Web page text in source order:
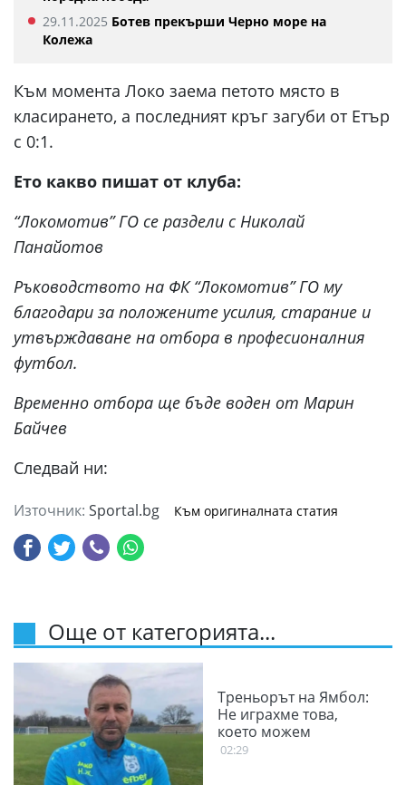
29.11.2025 Ботев прекърши Черно море на
Колежа
Към момента Локо заема петото място в
класирането, а последният кръг загуби от Етър
с 0:1.
Ето какво пишат от клуба:
“Локомотив” ГО се раздели с Николай
Панайотов
Ръководството на ФК “Локомотив” ГО му
благодари за положените усилия, старание и
утвърждаване на отбора в професионалния
футбол.
Временно отбора ще бъде воден от Марин
Байчев
Следвай ни:
Източник: Sportal.bg Към оригиналната статия
Още от категорията...
Треньорът на Ямбол:
Не играхме това,
което можем
02:29